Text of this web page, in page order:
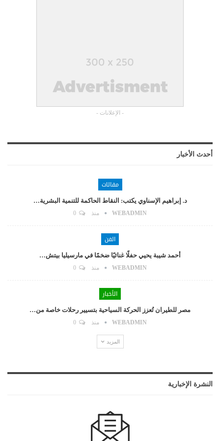
- الإعلانات -
أحدث الأخبار
مقالات
د. إبراهيم الإسناوي يكتب: النقاط الحاكمة للتنمية البشرية…
WEBADMIN منذ
الفن
أحمد شيبة يحيي حفلًا غنائيًا ضخمًا في مارسيليا بيتش…
WEBADMIN منذ
الأخبار
مصر للطيران تُعزز الحركة السياحية بتسيير رحلات خاصة من…
WEBADMIN منذ
المزيد
النشرة الإخبارية